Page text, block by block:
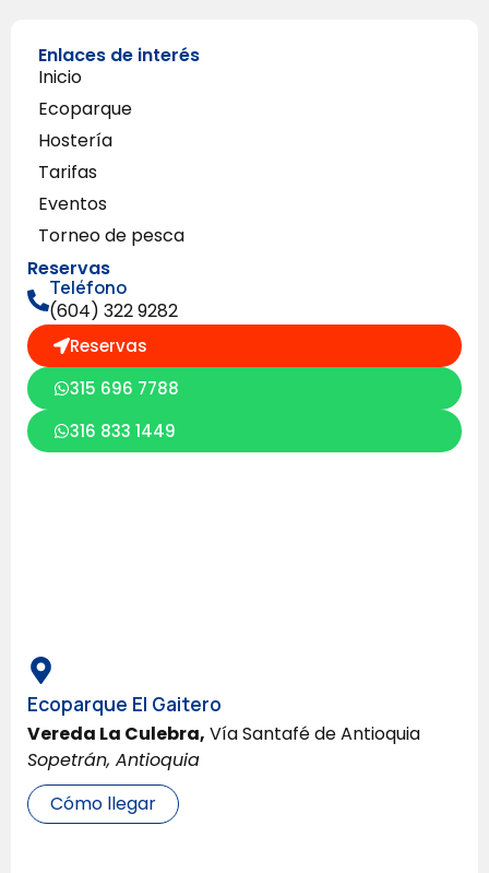
Enlaces de interés
Inicio
Ecoparque
Hostería
Tarifas
Eventos
Torneo de pesca
Reservas
Teléfono
(604) 322 9282
Reservas
315 696 7788
316 833 1449
Ecoparque El Gaitero
Vereda La Culebra, Vía Santafé de Antioquia
Sopetrán, Antioquia
Cómo llegar